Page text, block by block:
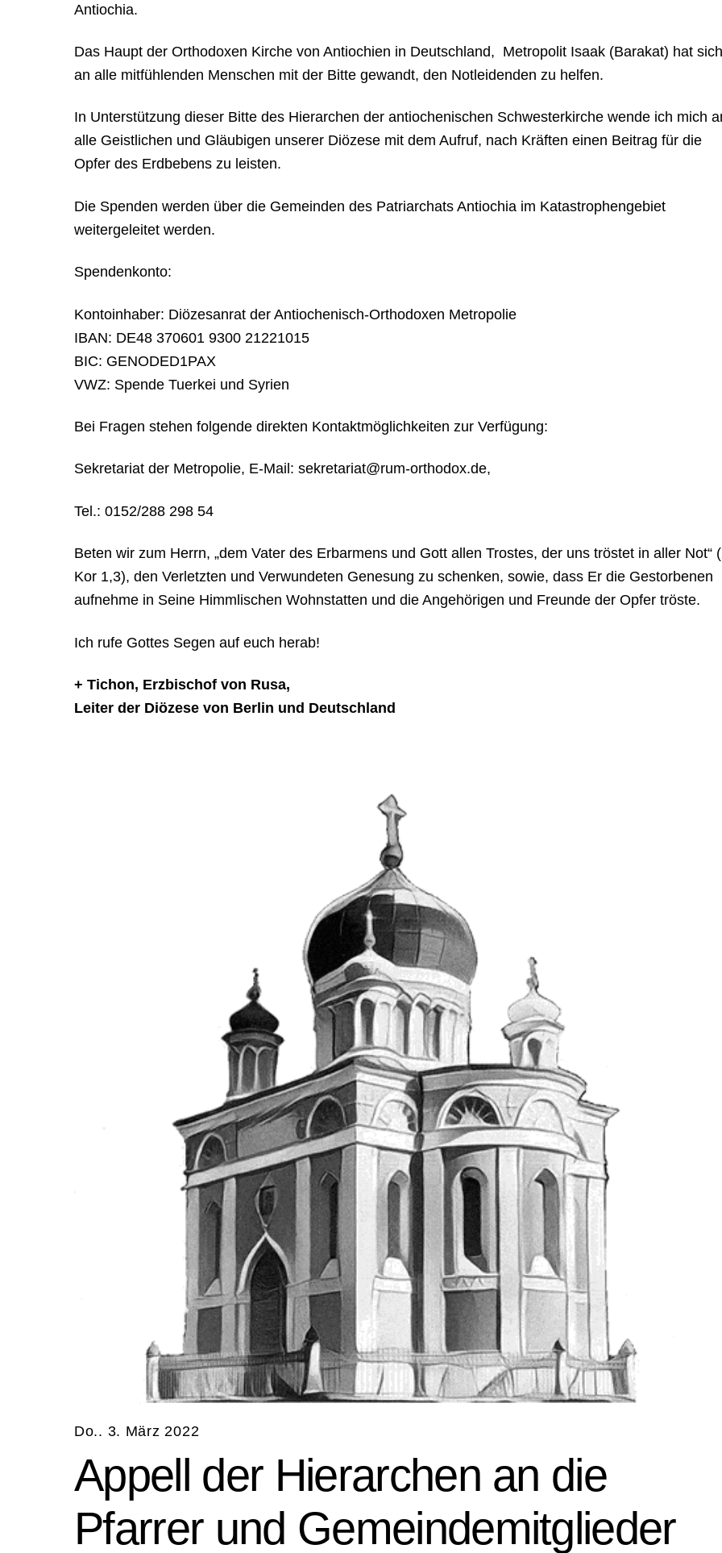
Antiochia.
Das Haupt der Orthodoxen Kirche von Antiochien in Deutschland, Metropolit Isaak (Barakat) hat sich
an alle mitfühlenden Menschen mit der Bitte gewandt, den Notleidenden zu helfen.
In Unterstützung dieser Bitte des Hierarchen der antiochenischen Schwesterkirche wende ich mich
alle Geistlichen und Gläubigen unserer Diözese mit dem Aufruf, nach Kräften einen Beitrag für die
Opfer des Erdbebens zu leisten.
Die Spenden werden über die Gemeinden des Patriarchats Antiochia im Katastrophengebiet
weitergeleitet werden.
Spendenkonto:
Kontoinhaber: Diözesanrat der Antiochenisch-Orthodoxen Metropolie
IBAN: DE48 370601 9300 21221015
BIC: GENODED1PAX
VWZ: Spende Tuerkei und Syrien
Bei Fragen stehen folgende direkten Kontaktmöglichkeiten zur Verfügung:
Sekretariat der Metropolie, E-Mail: sekretariat@rum-orthodox.de,
Tel.: 0152/288 298 54
Beten wir zum Herrn, „dem Vater des Erbarmens und Gott allen Trostes, der uns tröstet in aller Not“
Kor 1,3), den Verletzten und Verwundeten Genesung zu schenken, sowie, dass Er die Gestorbenen
aufnehme in Seine Himmlischen Wohnstatten und die Angehörigen und Freunde der Opfer tröste.
Ich rufe Gottes Segen auf euch herab!
+ Tichon, Erzbischof von Rusa,
Leiter der Diözese von Berlin und Deutschland
Do.. 3. März 2022
Appell der Hierarchen an die
Pfarrer und Gemeindemitglieder